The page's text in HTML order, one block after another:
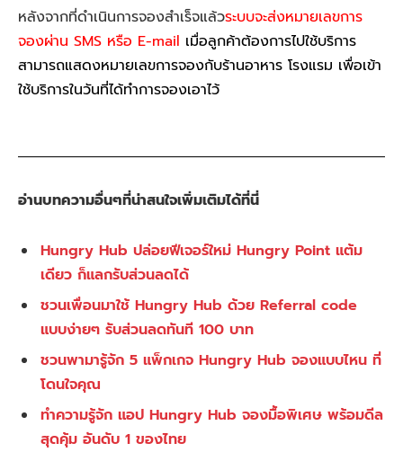
หลังจากที่ดำเนินการจองสำเร็จแล้วระบบจะส่งหมายเลขการ
จองผ่าน SMS หรือ E-mail เมื่อลูกค้าต้องการไปใช้บริการ
สามารถแสดงหมายเลขการจองกับร้านอาหาร โรงแรม เพื่อเข้า
ใช้บริการในวันที่ได้ทำการจองเอาไว้
อ่านบทความอื่นๆที่น่าสนใจเพิ่มเติมได้ที่นี่
Hungry Hub ปล่อยฟีเจอร์ใหม่ Hungry Point แต้ม
เดียว ก็แลกรับส่วนลดได้
ชวนเพื่อนมาใช้ Hungry Hub ด้วย Referral code
แบบง่ายๆ รับส่วนลดทันที 100 บาท
ชวนพามารู้จัก 5 แพ็กเกจ Hungry Hub จองแบบไหน ที่
โดนใจคุณ
ทำความรู้จัก แอป Hungry Hub จองมื้อพิเศษ พร้อมดีล
สุดคุ้ม อันดับ 1 ของไทย